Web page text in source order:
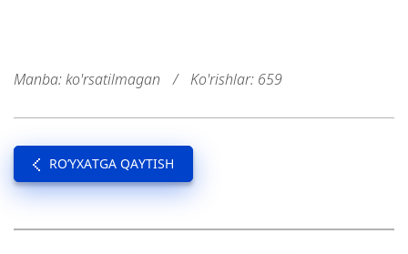
Manba: ko'rsatilmagan / Ko'rishlar: 659
RO’YXATGA QAYTISH